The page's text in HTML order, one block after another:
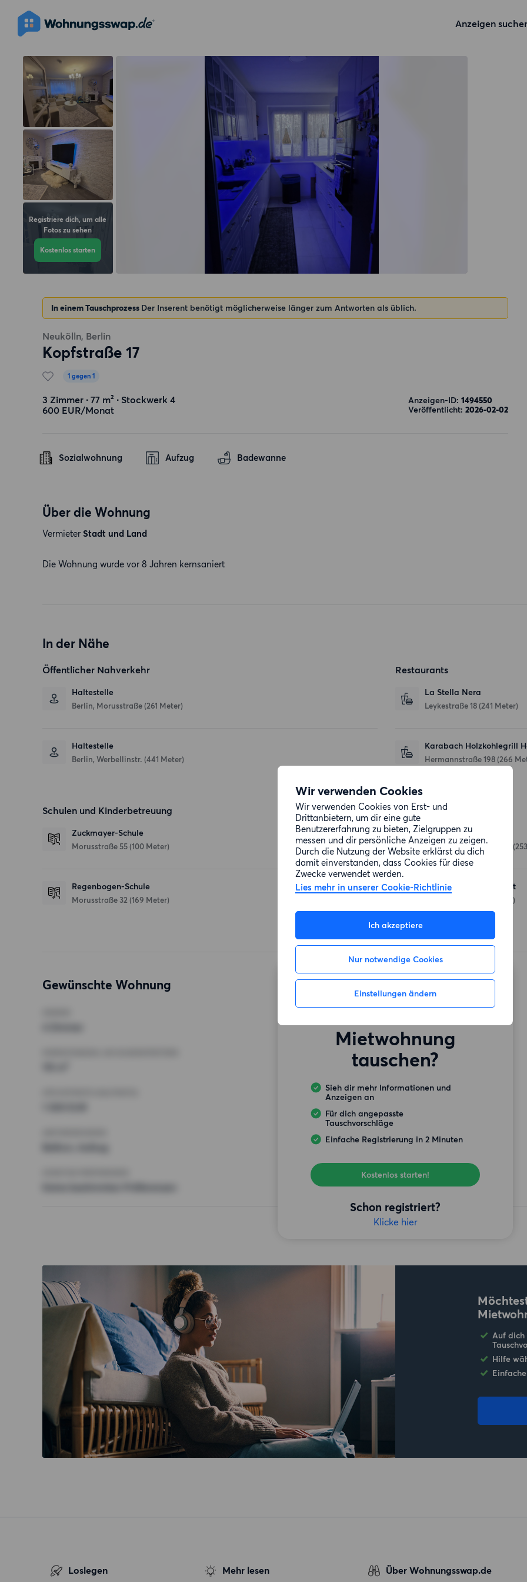
Wir verwenden Cookies
Wir verwenden Cookies von Erst- und
Drittanbietern, um dir eine gute
Benutzererfahrung zu bieten, Zielgruppen zu
messen und dir persönliche Anzeigen zu zeigen.
Durch die Nutzung der Website erklärst du dich
damit einverstanden, dass Cookies für diese
Zwecke verwendet werden.
Lies mehr in unserer Cookie-Richtlinie
Ich akzeptiere
Nur notwendige Cookies
Einstellungen ändern
Anzeigen
Registriere dich, um alle
Fotos zu sehen
Kostenlos starten
In einem Tauschprozess Der Inserent benötigt möglicherweise länger zum Antworten als üblich.
Neukölln, Berlin
Kopfstraße 17
1 gegen 1
3 Zimmer ∙ 77 m² ∙ Stockwerk 4
600 EUR/Monat
Anzeigen-ID: 1494550
Veröffentlicht: 2026-02-02
Sozialwohnung Aufzug Badewanne
Über die Wohnung
Vermieter Stadt und Land
Die Wohnung wurde vor 8 Jahren kernsaniert
In der Nähe
Öffentlicher Nahverkehr
Haltestelle
Berlin, Morusstraße (261 Meter)
Haltestelle
Berlin, Werbellinstr. (441 Meter)
Restaurants
La Stella Nera
Leykestraße 18 (241 Meter)
Karabach Holzkohlegrill
Hermannstraße 198 (266
Schulen und Kinderbetreuung
Zuckmayer-Schule
Morusstraße 55 (100 Meter)
Regenbogen-Schule
Morusstraße 32 (169 Meter)
Einkaufsmöglichkeiten
Bolu
Hermannstraße 201-202
Asia & Afro Supermarkt
(256 Meter)
Gewünschte Wohnung
Möchtest du auch
Mietwohnung
tauschen?
Sieh dir mehr Informationen und
Anzeigen an
Für dich angepasste
Tauschvorschläge
Einfache Registrierung in 2 Minuten
Kostenlos starten!
Schon registriert?
Klicke hier
Auf dich
Hilfe
Loslegen Mehr lesen Über Wohnungsswap.de